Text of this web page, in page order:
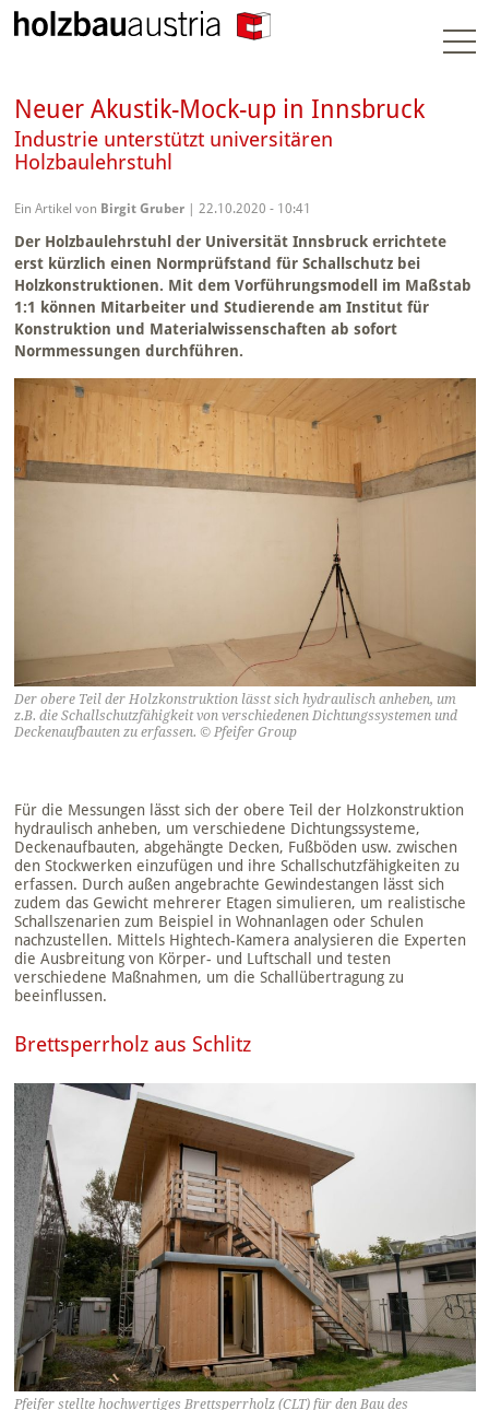
Neuer Akustik-Mock-up in Innsbruck
Industrie unterstützt universitären
Holzbaulehrstuhl
Ein Artikel von Birgit Gruber| 22.10.2020 - 10:41
Der Holzbaulehrstuhl der Universität Innsbruck errichtete
erst kürzlich einen Normprüfstand für Schallschutz bei
Holzkonstruktionen. Mit dem Vorführungsmodell im Maßstab
1:1 können Mitarbeiter und Studierende am Institut für
Konstruktion und Materialwissenschaften ab sofort
Normmessungen durchführen.
Der obere Teil der Holzkonstruktion lässt sich hydraulisch anheben, um
z.B. die Schallschutzfähigkeit von verschiedenen Dichtungssystemen und
Deckenaufbauten zu erfassen. © Pfeifer Group
Für die Messungen lässt sich der obere Teil der Holzkonstruktion
hydraulisch anheben, um verschiedene Dichtungssysteme,
Deckenaufbauten, abgehängte Decken, Fußböden usw. zwischen
den Stockwerken einzufügen und ihre Schallschutzfähigkeiten zu
erfassen. Durch außen angebrachte Gewindestangen lässt sich
zudem das Gewicht mehrerer Etagen simulieren, um realistische
Schallszenarien zum Beispiel in Wohnanlagen oder Schulen
nachzustellen. Mittels Hightech-Kamera analysieren die Experten
die Ausbreitung von Körper- und Luftschall und testen
verschiedene Maßnahmen, um die Schallübertragung zu
beeinflussen.
Brettsperrholz aus Schlitz
Pfeifer stellte hochwertiges Brettsperrholz (CLT) für den Bau des